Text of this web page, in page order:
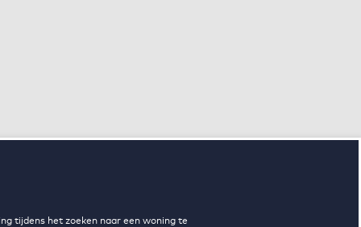
tijdens het zoeken naar een woning te